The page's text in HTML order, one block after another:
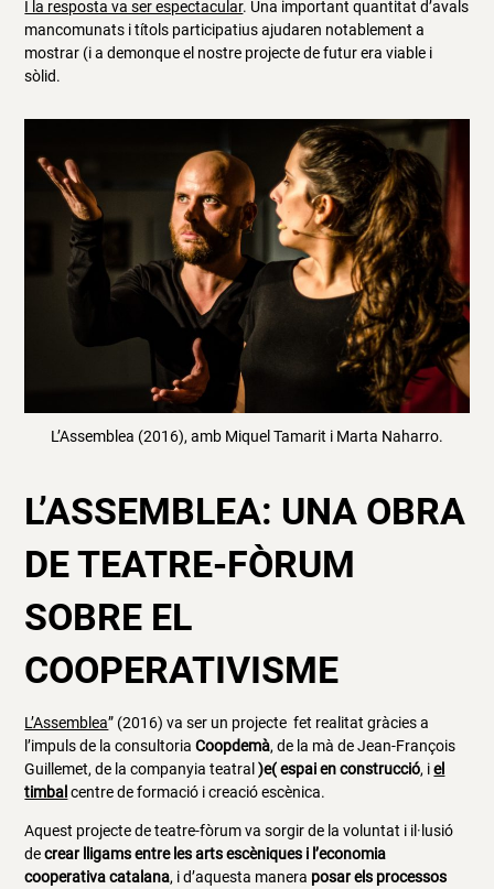
I la resposta va ser espectacular. Una important quantitat d’avals
mancomunats i títols participatius ajudaren notablement a
mostrar (i a demonque el nostre projecte de futur era viable i
sòlid.
L’Assemblea (2016), amb Miquel Tamarit i Marta Naharro.
L’ASSEMBLEA: UNA OBRA
DE TEATRE-FÒRUM
SOBRE EL
COOPERATIVISME
L’Assemblea” (2016) va ser un projecte fet realitat gràcies a
l’impuls de la consultoriaCoopdemà, de la mà de Jean-François
Guillemet, de la companyia teatral)e( espai en construcció, iel
timbal centre de formació i creació escènica.
Aquest projecte de teatre-fòrum va sorgir de la voluntat i il·lusió
de crear lligams entre les arts escèniques i l’economia
cooperativa catalana, i d’aquesta manera posar els processos